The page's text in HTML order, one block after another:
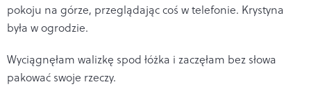
pokoju na górze, przeglądając coś w telefonie. Krystyna
była w ogrodzie.
Wyciągnęłam walizkę spod łóżka i zaczęłam bez słowa
pakować swoje rzeczy.